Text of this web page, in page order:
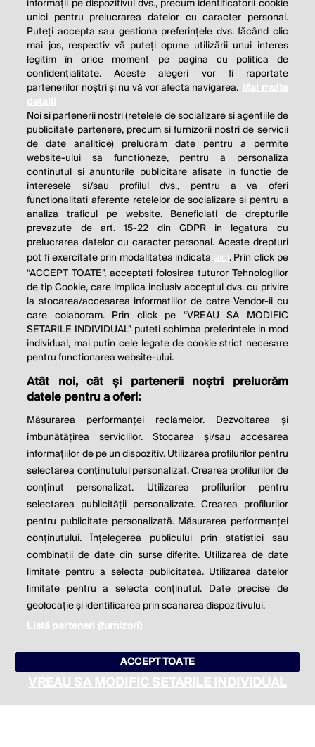
THE SOCIAL RESPONSIBILITY OF
BUSINESS IS TO INCREASE ITS
PROFITS.
Milton Friedman
© 2026 Profit.ro. Toate drepturile rezervate.
Dezvoltat de1616.ro
Contact Publicitate Despre noi
Politica de cookie Politica de
confidențialitate
este parte a
informații pe dispozitivul dvs., precum identificatorii cookie
unici pentru prelucrarea datelor cu caracter personal.
Puteți accepta sau gestiona preferințele dvs. făcând clic
mai jos, respectiv vă puteți opune utilizării unui interes
legitim în orice moment pe pagina cu politica de
confidențialitate. Aceste alegeri vor fi raportate
partenerilor noștri și nu vă vor afecta navigarea. Mai multe
detalii
Noi si partenerii nostri (retelele de socializare si agentiile de
publicitate partenere, precum si furnizorii nostri de servicii
de date analitice) prelucram date pentru a permite
website-ului sa functioneze, pentru a personaliza
continutul si anunturile publicitare afisate in functie de
interesele si/sau profilul dvs., pentru a va oferi
functionalitati aferente retelelor de socializare si pentru a
analiza traficul pe website. Beneficiati de drepturile
prevazute de art. 15-22 din GDPR in legatura cu
prelucrarea datelor cu caracter personal. Aceste drepturi
pot fi exercitate prin modalitatea indicata aici. Prin click pe
“ACCEPT TOATE”, acceptati folosirea tuturor Tehnologiilor
de tip Cookie, care implica inclusiv acceptul dvs. cu privire
la stocarea/accesarea informatiilor de catre Vendor-ii cu
care colaboram. Prin click pe “VREAU SA MODIFIC
SETARILE INDIVIDUAL” puteti schimba preferintele in mod
individual, mai putin cele legate de cookie strict necesare
pentru functionarea website-ului.
Atât noi, cât și partenerii noștri prelucrăm
datele pentru a oferi:
Măsurarea performanței reclamelor. Dezvoltarea și
îmbunătățirea serviciilor. Stocarea și/sau accesarea
informațiilor de pe un dispozitiv. Utilizarea profilurilor pentru
selectarea conținutului personalizat. Crearea profilurilor de
conținut personalizat. Utilizarea profilurilor pentru
selectarea publicității personalizate. Crearea profilurilor
pentru publicitate personalizată. Măsurarea performanței
conținutului. Înțelegerea publicului prin statistici sau
combinații de date din surse diferite. Utilizarea de date
limitate pentru a selecta publicitatea. Utilizarea datelor
limitate pentru a selecta conținutul. Date precise de
geolocație și identificarea prin scanarea dispozitivului.
Listă parteneri (furnizori)
ACCEPT TOATE
VREAU SA MODIFIC SETARILE INDIVIDUAL